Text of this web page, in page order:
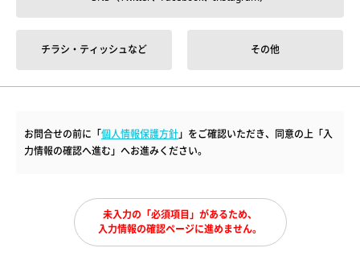
チラシ・ティッシュなど その他
お問合せの前に「個人情報保護方針」をご確認いただき、同意の上「入
力情報の確認へ進む」へお進みください。
未入力の「必須項目」があるため、
入力情報の確認ページに進めません。